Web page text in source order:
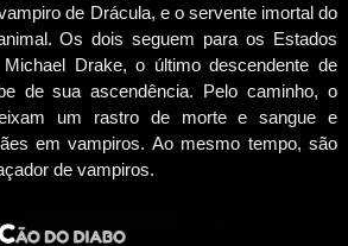
de Drácula, e o servente imortal do
Os dois seguem para os Estados
Drake, o último descendente de
de sua ascendência. Pelo caminho, o
um rastro de morte e sangue e
em vampiros. Ao mesmo tempo, são
de vampiros.